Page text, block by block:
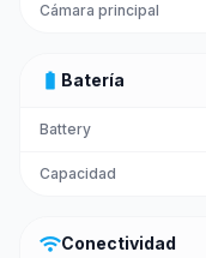
Cámara principal
battery_full Batería
Battery
Capacidad
wifiConectividad